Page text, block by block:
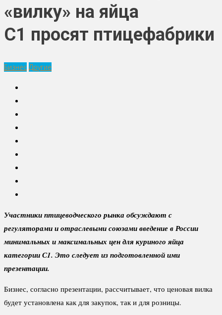
«вилку» на яйца
С1 просят птицефабрики
Бизнес Другие
Участники птицеводческого рынка обсуждают с
регуляторами и отраслевыми союзами введение в России
минимальных и максимальных цен для куриного яйца
категории С1. Это следует из подготовленной ими
презентации.
Бизнес, согласно презентации, рассчитывает, что ценовая вилка
будет установлена как для закупок, так и для розницы.